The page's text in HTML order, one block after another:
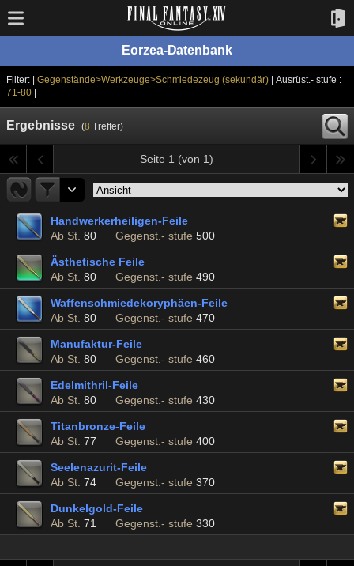
Eorzea-Datenbank
Filter: | Gegenstände>Werkzeuge>Schmiedezeug (sekundär)
| Ausrüst.- stufe :
71-80|
Ergebnisse (8 Treffer)
Seite 1 (von 1)
Handwerkerheiligen-Feile
Ab St. 80 Gegenst.- stufe 500
Ästhetische Feile
Ab St. 80 Gegenst.- stufe 490
Waffenschmiedekoryphäen-Feile
Ab St. 80 Gegenst.- stufe 470
Manufaktur-Feile
Ab St. 80 Gegenst.- stufe 460
Edelmithril-Feile
Ab St. 80 Gegenst.- stufe 430
Titanbronze-Feile
Ab St. 77 Gegenst.- stufe 400
Seelenazurit-Feile
Ab St. 74 Gegenst.- stufe 370
Dunkelgold-Feile
Ab St. 71 Gegenst.- stufe 330